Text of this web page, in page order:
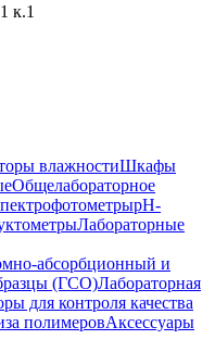
к.1
влажностиШкафы
Общелабораторное
pH-
Лабораторные
абсорбционный и
(ГСО)Лабораторная
для контроля качества
полимеровАксессуары